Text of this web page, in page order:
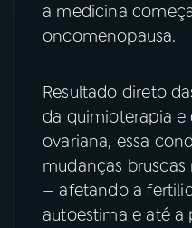
TikTok
a medicina
oncomenopausa.
Resultado direto
da quimioterapia e
ovariana, essa
mudanças
— afetando a
autoestima e até a